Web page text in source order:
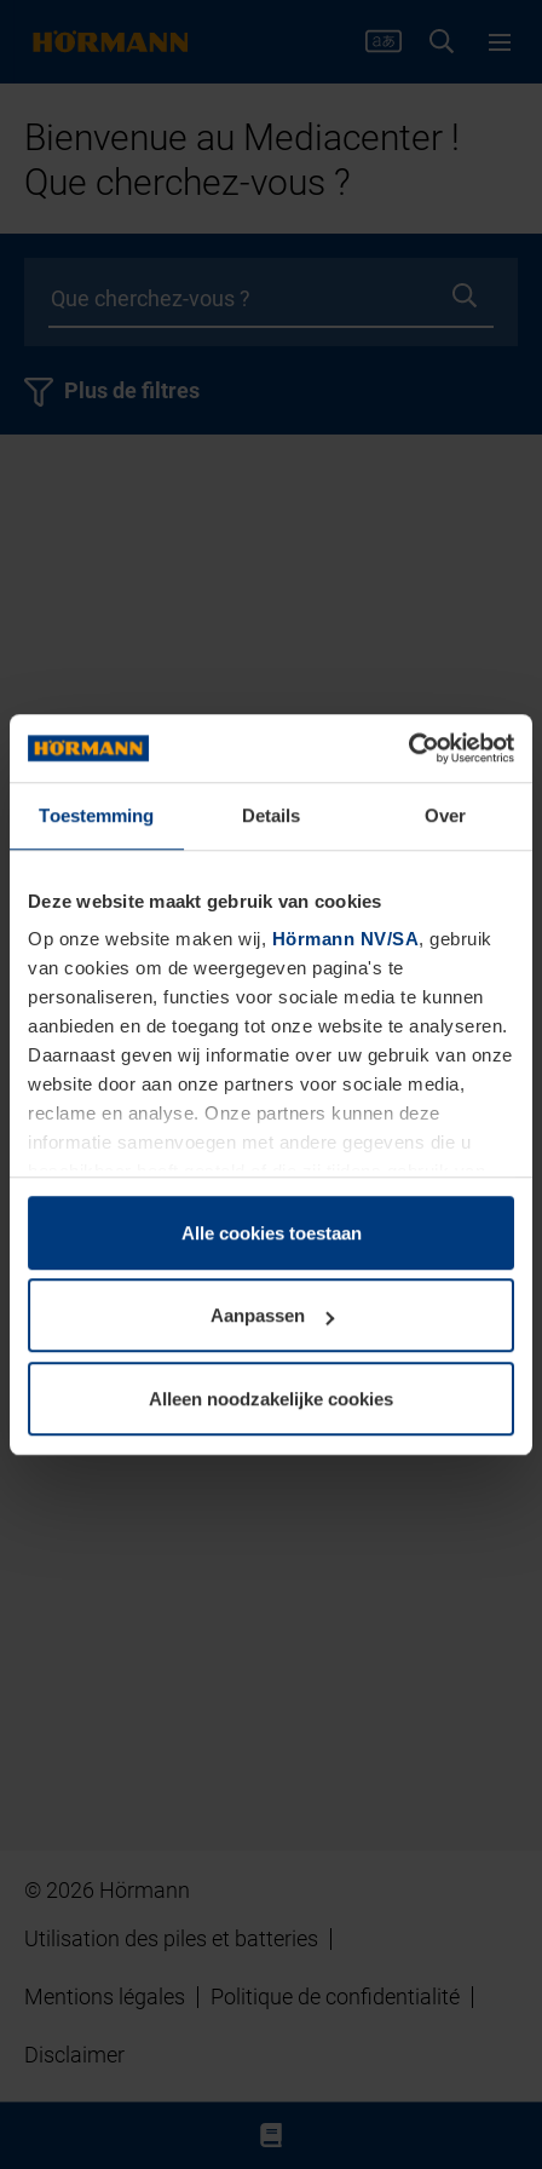
Toestemming Details Over
Deze website maakt gebruik van cookies
Op onze website maken wij, Hörmann NV/SA, gebruik
van cookies om de weergegeven pagina's te
personaliseren, functies voor sociale media te kunnen
aanbieden en de toegang tot onze website te analyseren.
Daarnaast geven wij informatie over uw gebruik van onze
website door aan onze partners voor sociale media,
reclame en analyse. Onze partners kunnen deze
informatie samenvoegen met andere gegevens die u
hun diensten hebben verzameld.
Juridisch hebben wij het recht om cookies op uw
van deze pagina's absoluut vereist is. Voor alle andere
soorten cookies is uw toestemming benodigd. Uw
toestemming kunt u op elk moment bij de uitleg van de
wijzigen of herroepen.
Alle cookies toestaan
Aanpassen
Alleen noodzakelijke cookies
Bienvenue au Mediacenter !
Que cherchez-vous ?
Plus de filtres
© 2026 Hörmann
Utilisation des piles et batteries
Mentions légales Politique de confidentialité
Disclaimer